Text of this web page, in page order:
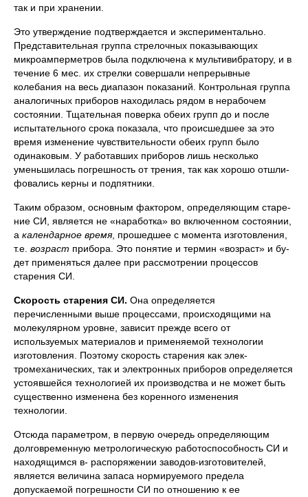
так и при хранении.
Это утверждение подтверждается и экспери­ментально.
Представительная группа стрелочных показывающих
микроамперметров была подключена к мультивибратору, и в
те­чение 6 мес. их стрелки совершали непрерывные
колебания на весь диапазон показаний. Контрольная группа
аналогичных при­боров находилась рядом в нерабочем
состоянии. Тщательная по­верка обеих групп до и после
испытательного срока показала, что происшедшее за это
время изменение чувствительности обеих групп было
одинаковым. У работавших приборов лишь несколь­ко
уменьшилась погрешность от трения, так как хорошо отшли­
фовались керны и подпятники.
Таким образом, основным фактором, определяющим старе­
ние СИ, является не «наработка» во включенном состоянии,
а календарное время, прошедшее с момента изготовления,
т.е. возраст прибора. Это понятие и термин «возраст» и бу­
дет применяться далее при рассмотрении процессов
старения СИ.
Скорость старения СИ. Она определяется
перечисленными выше процессами, происходящими на
молекулярном уровне, за­висит прежде всего от
используемых материалов и применяемой технологии
изготовления. Поэтому скорость старения как элек­
тромеханических, так и электронных приборов определяется
устоявшейся технологией их производства и не может быть
су­щественно изменена без коренного изменения
технологии.
Отсюда параметром, в первую очередь определяющим
долго­временную метрологическую работоспособность СИ и
находящим­ся в- распоряжении заводов-изготовителей,
является величина запаса нормируемого предела
допускаемой погрешности СИ по отношению к ее